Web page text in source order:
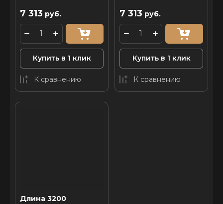
7 313 руб.
Купить в 1 клик
К сравнению
7 313 руб.
Купить в 1 клик
К сравнению
Длина 3200